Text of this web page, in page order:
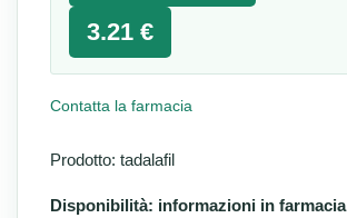
3.21 €
Contatta la farmacia
Prodotto: tadalafil
Disponibilità: informazioni in farmacia